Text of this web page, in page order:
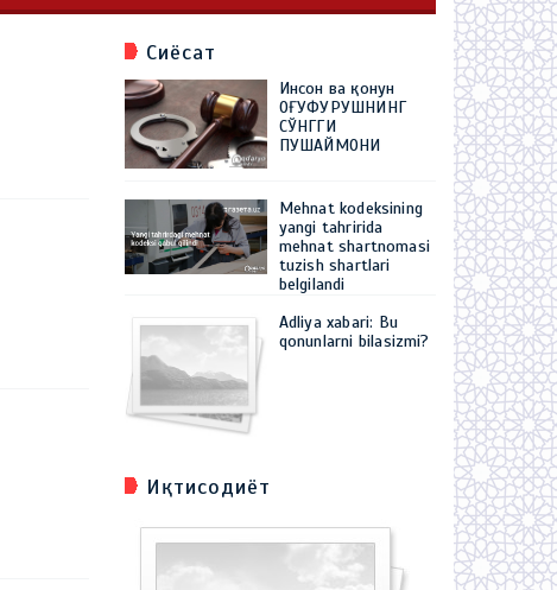
Сиёсат
Инсон ва қонун
ОҒУФУРУШНИНГ
СЎНГГИ
ПУШАЙМОНИ
Mehnat kodeksining
yangi tahririda
mehnat shartnomasi
tuzish shartlari
belgilandi
Adliya xabari: Bu
qonunlarni bilasizmi?
Иқтисодиёт